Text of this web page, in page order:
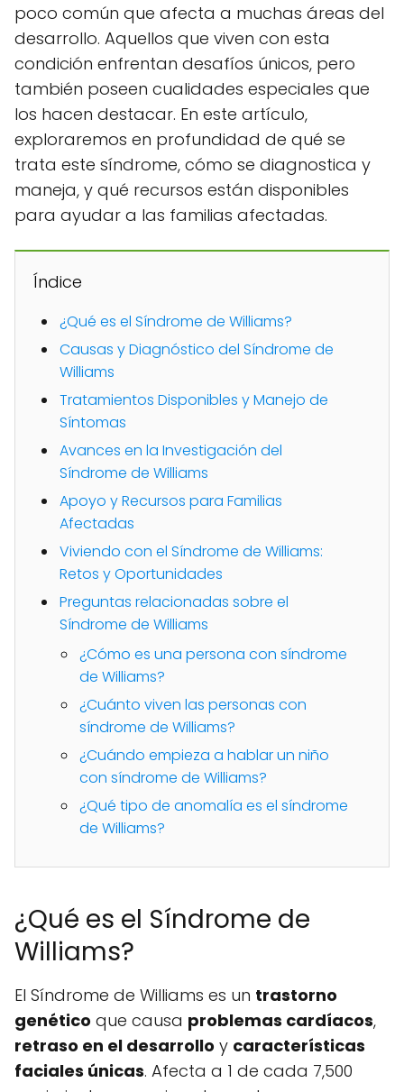
poco común que afecta a muchas áreas del
desarrollo. Aquellos que viven con esta
condición enfrentan desafíos únicos, pero
también poseen cualidades especiales que
los hacen destacar. En este artículo,
exploraremos en profundidad de qué se
trata este síndrome, cómo se diagnostica y
maneja, y qué recursos están disponibles
para ayudar a las familias afectadas.
Índice
¿Qué es el Síndrome de Williams?
Causas y Diagnóstico del Síndrome de
Williams
Tratamientos Disponibles y Manejo de
Síntomas
Avances en la Investigación del
Síndrome de Williams
Apoyo y Recursos para Familias
Afectadas
Viviendo con el Síndrome de Williams:
Retos y Oportunidades
Preguntas relacionadas sobre el
Síndrome de Williams
¿Cómo es una persona con síndrome
de Williams?
¿Cuánto viven las personas con
síndrome de Williams?
¿Cuándo empieza a hablar un niño
con síndrome de Williams?
¿Qué tipo de anomalía es el síndrome
de Williams?
¿Qué es el Síndrome de
Williams?
El Síndrome de Williams es un trastorno
genético que causa problemas cardíacos,
retraso en el desarrollo y características
faciales únicas. Afecta a 1 de cada 7,500